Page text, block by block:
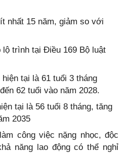
nhất 15 năm, giảm so với
trình tại Điều 169 Bộ luật
tại là 61 tuổi 3 tháng
62 tuổi vào năm 2028.
tại là 56 tuổi 8 tháng, tăng
2035
công việc nặng nhọc, độc
năng lao động có thể nghỉ